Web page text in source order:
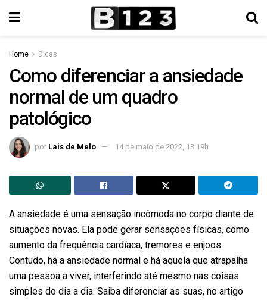
Home Dicas
Como diferenciar a ansiedade
normal de um quadro
patológico
por Lais de Melo 14 de maio de 2022, 13:19h
A ansiedade é uma sensação incômoda no corpo diante de
situações novas. Ela pode gerar sensações físicas, como
aumento da frequência cardíaca, tremores e enjoos.
Contudo, há a ansiedade normal e há aquela que atrapalha
uma pessoa a viver, interferindo até mesmo nas coisas
simples do dia a dia. Saiba diferenciar as suas, no artigo